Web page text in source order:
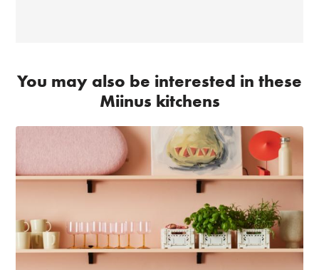
You may also be interested in these
Miinus kitchens